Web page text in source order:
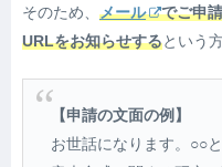
そのため、 メール
でご申
URLをお知らせするという
【申請の文面の例】
お世話になります。○○と